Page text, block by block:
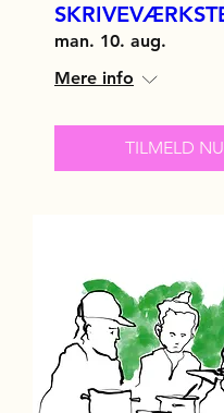
man. 10. aug.
Mere info
TILMELD NU